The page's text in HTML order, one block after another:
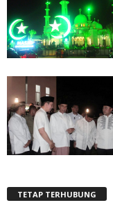
TETAP TERHUBUNG